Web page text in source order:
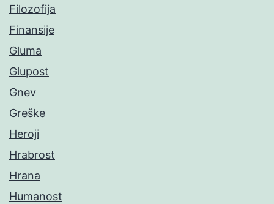
Filozofija
Finansije
Gluma
Glupost
Gnev
Greške
Heroji
Hrabrost
Hrana
Humanost